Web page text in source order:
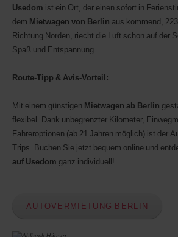
werden.
Usedom ist ein Ort, der einen sofort in
dem Mietwagen von Berlin aus kommend,
Richtung Norden, riecht die Luft schon auf der
Spaß und Entspannung.
Route-Tipp & Avis-Vorteil:
Mit einem günstigen Mietwagen ab Berlin
flexibel. Dank unbegrenzter Kilometer,
Fahreroptionen (ab 21 Jahren möglich) ist der
Trips. Buchen Sie jetzt bequem online und
auf Usedom ganz individuell!
AUTOVERMIETUNG BERLIN